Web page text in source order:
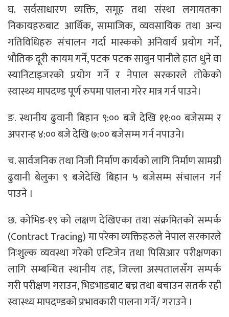
घ. सर्वसाधारण व्यक्ति, समूह तथा संस्था लगायतका
निकायहरुबाट आर्थिक, सामाजिक, व्यवसायिक तथा अन्य
गतिविधिहरु संचालन गर्दा मास्कको अनिवार्य प्रयोग गर्ने,
भौतिक दूरी कायम गर्ने, पटक पटक साबुन पानीले हात धुने वा
स्यानिटाइजरको प्रयोग गर्ने र नेपाल सरकारले तोकेको
स्वास्थ्य मापदण्ड पूर्ण रुपमा पालना गरेर मात्र गर्न पाउने।
ङ. स्थानीय ढुवानी बिहान ९:०० बजे देखि ११:०० बजेसम्म र
अपरान्ह ४:०० बजे देखि ७:०० बजेसम्म गर्न नपाउने।
च. सार्वजनिक तथा निजी निर्माण कार्यको लागि निर्माण सामग्री
ढुवानी बेलुका ९ बजेदेखि बिहान ५ बजेसम्म संचालन गर्न
पाउने ।
छ. कोभिड-१९ को लक्षण देखिएका तथा संक्रमितको सम्पर्क
(Contract Tracing) मा परेका व्यक्तिहरुले नेपाल सरकारले
निःशुल्क व्यवस्था गरेको एन्टिजेन तथा पिसिआर परीक्षणका
लागि सम्बन्धित स्थानीय तह, जिल्ला अस्पतालसँग सम्पर्क
गरी परीक्षण गराउन, भिडभाडबाट बच्न तथा बचाउन सतर्क रही
स्वास्थ्य मापदण्डको प्रभावकारी पालना गर्ने/ गराउने ।